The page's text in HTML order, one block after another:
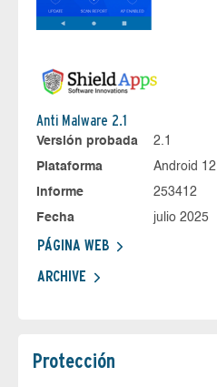
Anti Malware 2.1
Versión probada
2.1
Plataforma
Android 12
Informe
253412
Fecha
julio 2025
PÁGINA WEB
ARCHIVE
Protección